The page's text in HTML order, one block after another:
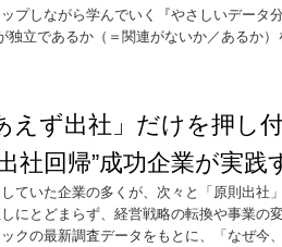
プしながら学んでいく『やさしいデータ
独立であるか（＝関連がないか／あるか
えず出社」だけを押し
社回帰”成功企業が実践
ていた企業の多くが、次々と「原則出社
にとどまらず、経営戦略の転換や事業の
クの最新調査データをもとに、「なぜ今